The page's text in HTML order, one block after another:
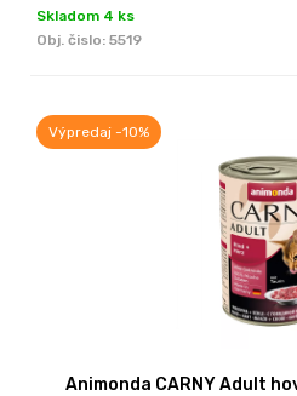
Skladom 4 ks
Obj. čislo: 5519
Výpredaj -10%
Animonda CARNY Adult